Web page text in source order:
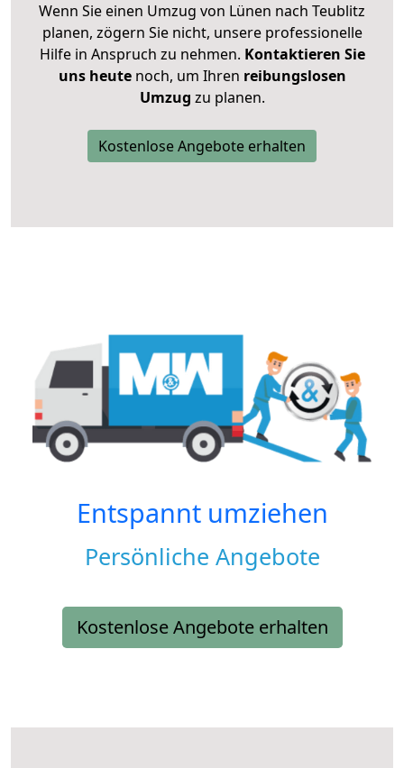
Wenn Sie einen Umzug von Lünen nach Teublitz
planen, zögern Sie nicht, unsere professionelle
Hilfe in Anspruch zu nehmen. Kontaktieren Sie
uns heutenoch, um Ihren reibungslosen
Umzug zu planen.
Kostenlose Angebote erhalten
Entspannt umziehen
Persönliche Angebote
Kostenlose Angebote erhalten